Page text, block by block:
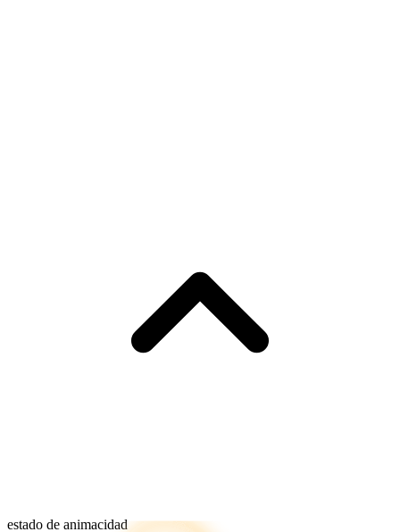
estado de animacidad